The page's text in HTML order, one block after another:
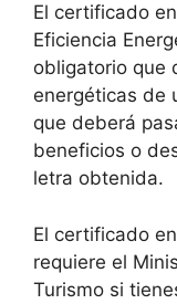
El certificado
Eficiencia
obligatorio que
energéticas de
que deberá
beneficios o
letra obtenida.
El certificado
requiere el
Turismo si